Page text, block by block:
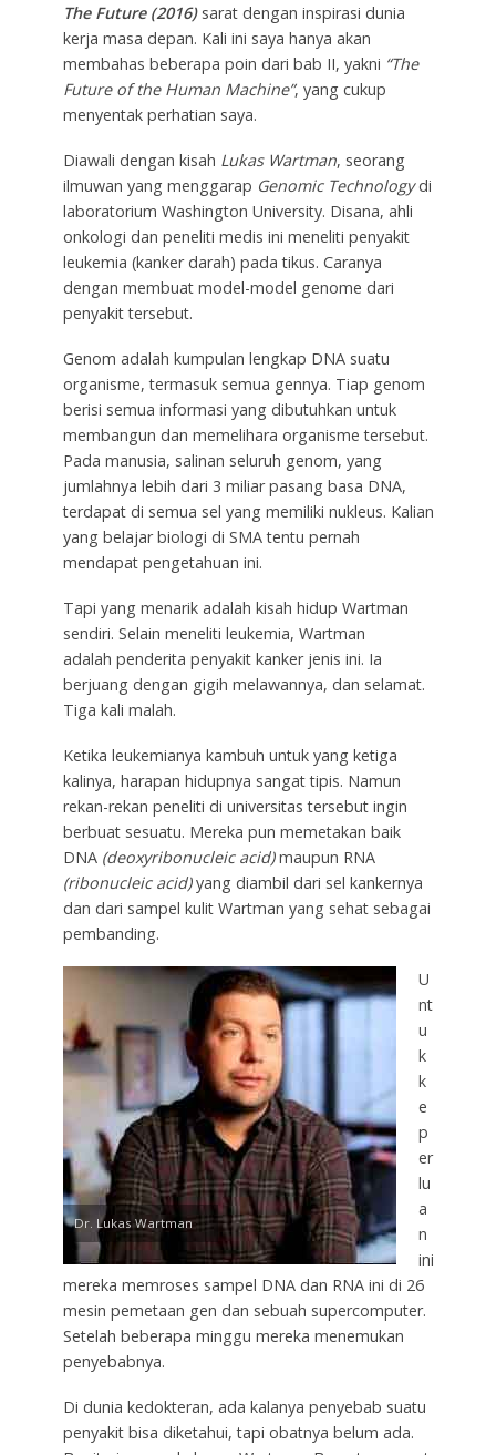
The Future (2016)sarat dengan inspirasi dunia
kerja masa depan. Kali ini saya hanya akan
membahas beberapa poin dari bab II, yakni “The
Future of the Human Machine”, yang cukup
menyentak perhatian saya.
Diawali dengan kisah Lukas Wartman, seorang
ilmuwan yang menggarap Genomic Technologydi
laboratorium Washington University. Disana, ahli
onkologi dan peneliti medis ini meneliti penyakit
leukemia (kanker darah) pada tikus. Caranya
dengan membuat model-model genome dari
penyakit tersebut.
Genom adalah kumpulan lengkap DNA suatu
organisme, termasuk semua gennya. Tiap genom
berisi semua informasi yang dibutuhkan untuk
membangun dan memelihara organisme tersebut.
Pada manusia, salinan seluruh genom, yang
jumlahnya lebih dari 3 miliar pasang basa DNA,
terdapat di semua sel yang memiliki nukleus. Kalian
yang belajar biologi di SMA tentu pernah
mendapat pengetahuan ini.
Tapi yang menarik adalah kisah hidup Wartman
sendiri. Selain meneliti leukemia, Wartman
adalah penderita penyakit kanker jenis ini. Ia
berjuang dengan gigih melawannya, dan selamat.
Tiga kali malah.
Ketika leukemianya kambuh untuk yang ketiga
kalinya, harapan hidupnya sangat tipis. Namun
rekan-rekan peneliti di universitas tersebut ingin
berbuat sesuatu. Mereka pun memetakan baik
DNA (deoxyribonucleic acid)maupun RNA
(ribonucleic acid)yang diambil dari sel kankernya
dan dari sampel kulit Wartman yang sehat sebagai
pembanding.
Dr. Lukas Wartman
U
nt
u
k
k
e
p
er
lu
a
n
ini
mereka memroses sampel DNA dan RNA ini di 26
mesin pemetaan gen dan sebuah supercomputer.
Setelah beberapa minggu mereka menemukan
penyebabnya.
Di dunia kedokteran, ada kalanya penyebab suatu
penyakit bisa diketahui, tapi obatnya belum ada.